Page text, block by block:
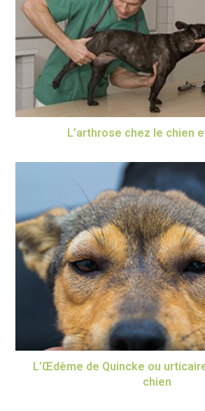
L’arthrose chez le chien
L’Œdème de Quincke ou
chien